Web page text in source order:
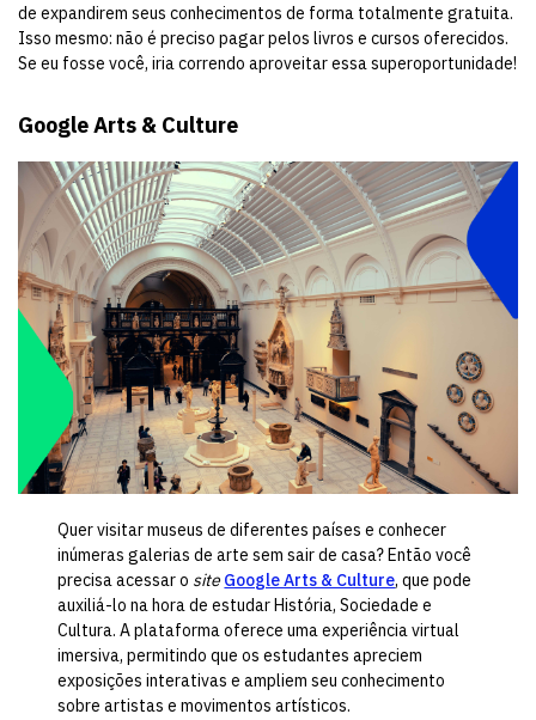
de expandirem seus conhecimentos de forma totalmente gratuita.
Isso mesmo: não é preciso pagar pelos livros e cursos oferecidos.
Se eu fosse você, iria correndo aproveitar essa superoportunidade!
Google Arts & Culture
Quer visitar museus de diferentes países e conhecer
inúmeras galerias de arte sem sair de casa? Então você
precisa acessar o site Google Arts & Culture, que pode
auxiliá-lo na hora de estudar História, Sociedade e
Cultura. A plataforma oferece uma experiência virtual
imersiva, permitindo que os estudantes apreciem
exposições interativas e ampliem seu conhecimento
sobre artistas e movimentos artísticos.